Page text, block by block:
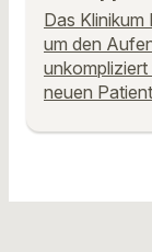
Das Klinikum
um den
neuen